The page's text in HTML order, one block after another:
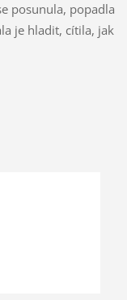
posunula, popadla
je hladit, cítila, jak